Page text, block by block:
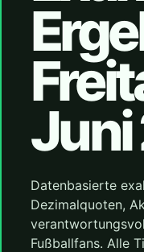
Datenbasierte
Dezimalquoten,
Fußballfans. Alle